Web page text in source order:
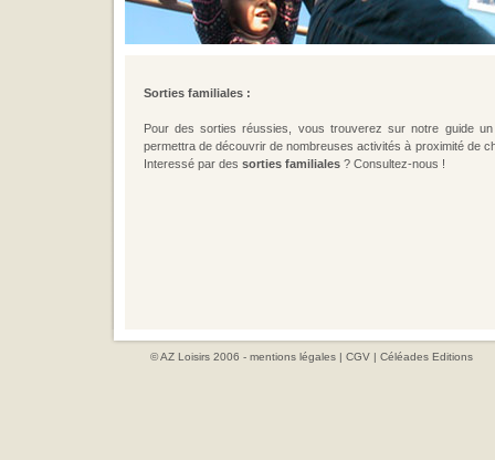
Sorties familiales :
Pour des sorties réussies, vous trouverez sur notre guide
permettra de découvrir de nombreuses activités à proximité de
Interessé par des sorties familiales? Consultez-nous !
© AZ Loisirs 2006 - mentions légales| CGV| Céléades Editions